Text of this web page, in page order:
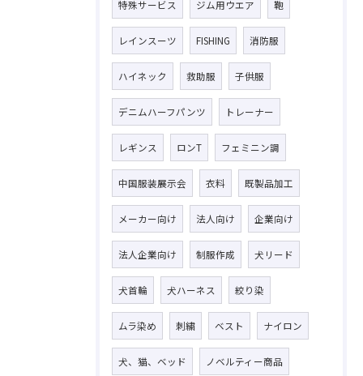
特殊サービス ジム用ウエア 鞄
レインスーツ FISHING 消防服
ハイネック 救助服 子供服
デニムハーフパンツ トレーナー
レギンス ロンT フェミニン調
中国服装展示会 衣料 既製品加工
メーカー向け 法人向け 企業向け
法人企業向け 制服作成 犬リード
犬首輪 犬ハーネス 絞り染
ムラ染め 刺繍 ベスト ナイロン
犬、猫、ベッド ノベルティー商品